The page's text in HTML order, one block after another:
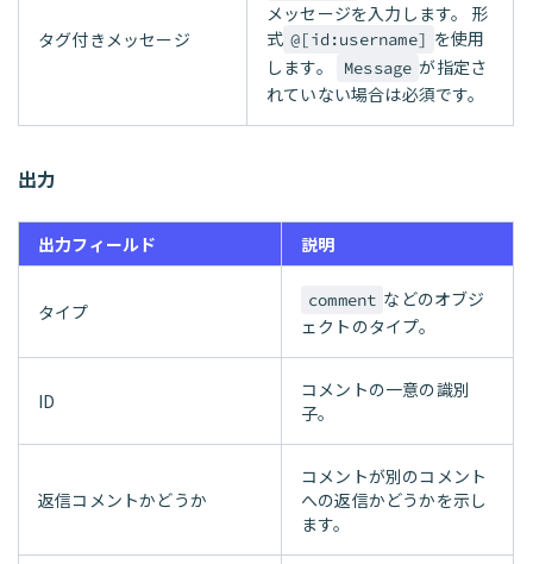
タグ付きメッセージ
メッセージを入力します。 形
式 @[id:username] を使用
します。
Message が指定さ
れていない場合は必須です。
出力
出力フィールド 説明
タイプ comment などのオブジ
ェクトのタイプ。
ID
コメントの一意の識別
子。
返信コメントかどうか
コメントが別のコメント
への返信かどうかを示し
ます。